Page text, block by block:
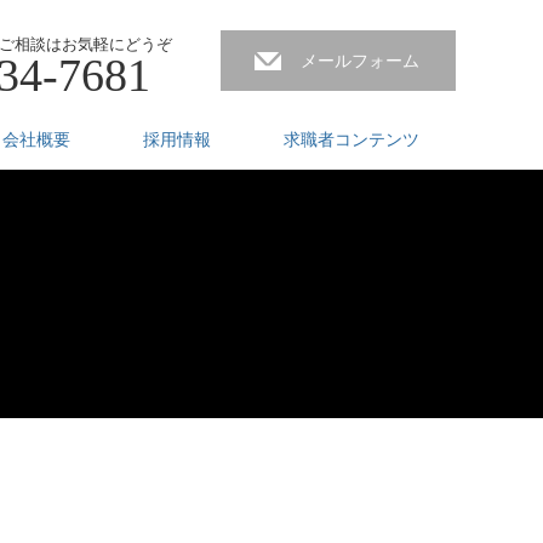
相談はお気軽にどうぞ
7681 メールフォーム
会社概要 採用情報 求職者コンテンツ